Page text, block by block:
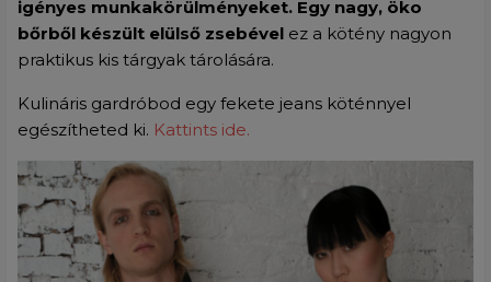
igényes munkakörülményeket. Egy nagy, öko
bőrből készült elülső zsebével ez a kötény nagyon
praktikus kis tárgyak tárolására.
Kulináris gardróbod egy fekete jeans köténnyel
egészítheted ki. Kattints ide.